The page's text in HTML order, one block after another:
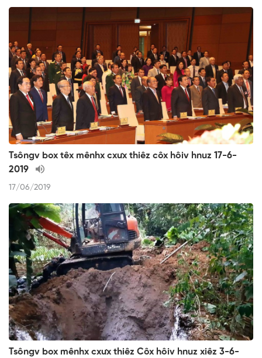
Tsôngv box têx mênhx cxưx thiêz côx hôiv hnuz 17-6-
2019
17/06/2019
Tsôngv box mênhx cxưx thiêz Côx hôiv hnuz xiêz 3-6-